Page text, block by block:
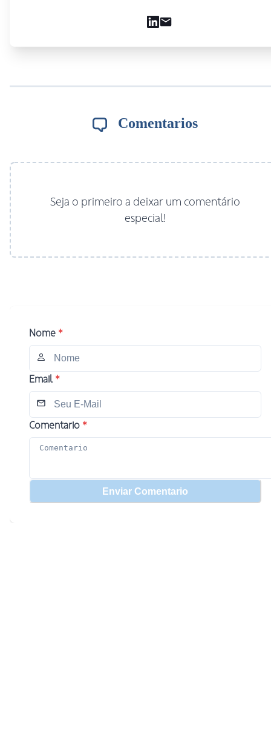
Comentarios
Seja o primeiro a deixar um comentário
especial!
Nome *
Email *
Comentario *
Enviar Comentario